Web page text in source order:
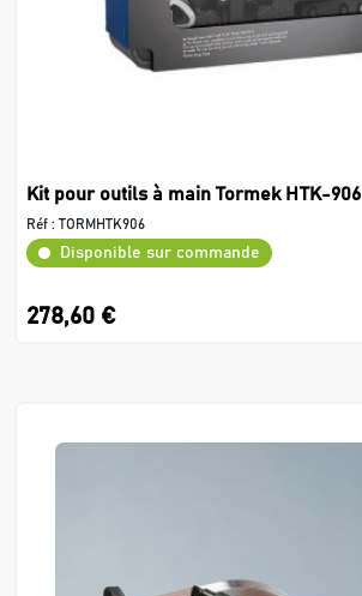
Kit pour outils à main Tormek HTK-906
Réf :TORMHTK906
Disponible sur commande
278,60 €